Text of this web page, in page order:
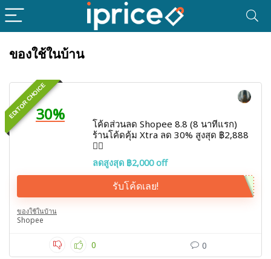
ของใช้ในบ้าน
EDITOR CHOICE30%
โค้ดส่วนลด Shopee 8.8 (8 นาทีแรก)
ร้านโค้ดคุ้ม Xtra ลด 30% สูงสุด ฿2,888
❤️‍🔥
ลดสูงสุด ฿2,000 off
รับโค้ดเลย!
ของใช้ในบ้าน
Shopee
0 0